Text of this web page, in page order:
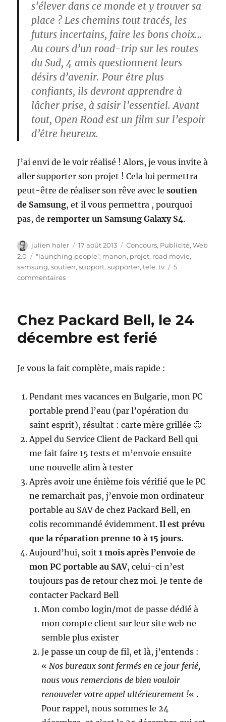
s’élever dans ce monde et y trouver sa
place ? Les chemins tout tracés, les
futurs incertains, faire les bons choix…
Au cours d’un road-trip sur les routes
du Sud, 4 amis questionnent leurs
désirs d’avenir. Pour être plus
confiants, ils devront apprendre à
lâcher prise, à saisir l’essentiel. Avant
tout, Open Road est un film sur l’espoir
d’être heureux.
J’ai envi de le voir réalisé ! Alors, je vous invite à
aller supporter son projet ! Cela lui permettra
peut-être de réaliser son rêve avec lesoutien
de Samsung, et il vous permettra , pourquoi
pas, deremporter un Samsung Galaxy S4.
Auteur
julien haler
Publié
le
17 août 2013 Catégories
Concours, Publicité,Web
2.0
Étiquettes
"launching people", manon, projet, road movie,
samsung,soutien,support,supporter,tele,tv
5
commentairessur
People
Soutenez
Chez Packard Bell, le 24
décembre est ferié
Je vous la fait complète, mais rapide :
Pendant mes vacances en Bulgarie, mon PC
portable prend l’eau (par l’opération du
saint esprit), résultat : carte mère grillée 🙁
Appel du Service Client de Packard Bell qui
me fait faire 15 tests et m’envoie ensuite
une nouvelle alim à tester
Après avoir une énième fois vérifié que le PC
ne remarchait pas, j’envoie mon ordinateur
portable au SAV de chez Packard Bell, en
colis recommandé évidemment.Il est prévu
que la réparation prenne 10 à 15 jours.
Aujourd’hui, soit1 mois après l’envoie de
mon PC portable au SAV, celui-ci n’est
toujours pas de retour chez moi. Je tente de
contacter Packard Bell
Mon combo login/mot de passe dédié à
mon compte client sur leur site web ne
semble plus exister
Je passe un coup de fil, et là, j’entends :
« Nos bureaux sont fermés en ce jour ferié,
nous vous remercions de bien vouloir
renouveler votre appel ultérieurement !« .
Pour rappel, nous sommes le 24